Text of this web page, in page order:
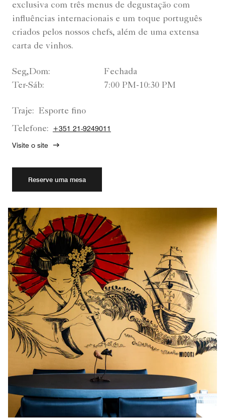
exclusiva com três menus de degustação com
influências internacionais e um toque português
criados pelos nossos chefs, além de uma extensa
carta de vinhos.
Seg,Dom:
Fechada
Ter-Sáb:
7:00 PM-10:30 PM
Traje:
Esporte fino
Telefone:
+351 21-9249011
Visite o site
Reserve uma mesa